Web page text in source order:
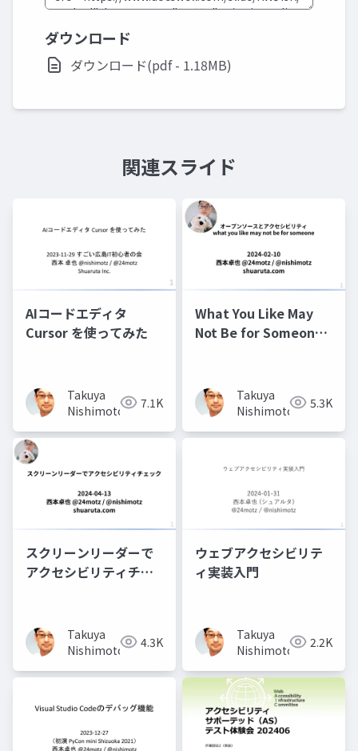
ダウンロード
ダウンロード(pdf - 1.18MB)
関連スライド
AIコードエディタ
Cursor を使ってみた
Takuya
Nishimoto
7.1K
What You Like May
Not Be for Someone
Takuya
Nishimoto
5.3K
スクリーンリーダーで
アクセシビリティチェ
Takuya
Nishimoto
4.3K
ウェブアクセシビリテ
ィ実装入門
Takuya
Nishimoto
2.2K